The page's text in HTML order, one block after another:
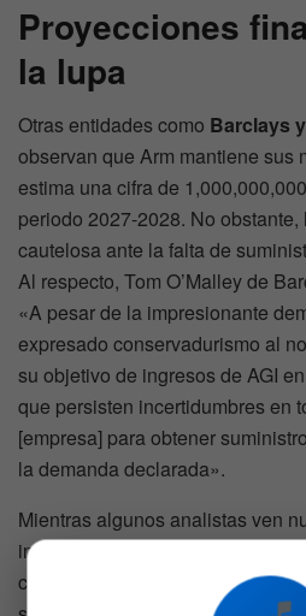
Proyecciones
la lupa
Otras entidades como Barclays
observan que Arm mantiene sus
estima una cifra de
periodo 2027-2028. No
cautelosa ante la falta de
Al respecto, Tom O’Malley de
«A pesar de la impresionante
expresado conservadurismo al
su objetivo de ingresos de AGI
que persisten incertidumbres en
[empresa] para obtener
la demanda declarada».
Mientras algunos analistas ven
insiste en que estas
conservadoras. Para ellos, el